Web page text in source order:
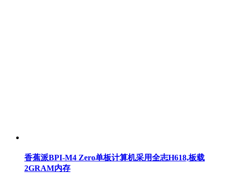
香蕉派BPI-M4 Zero单板计算机采用全志H618,板载
2GRAM内存